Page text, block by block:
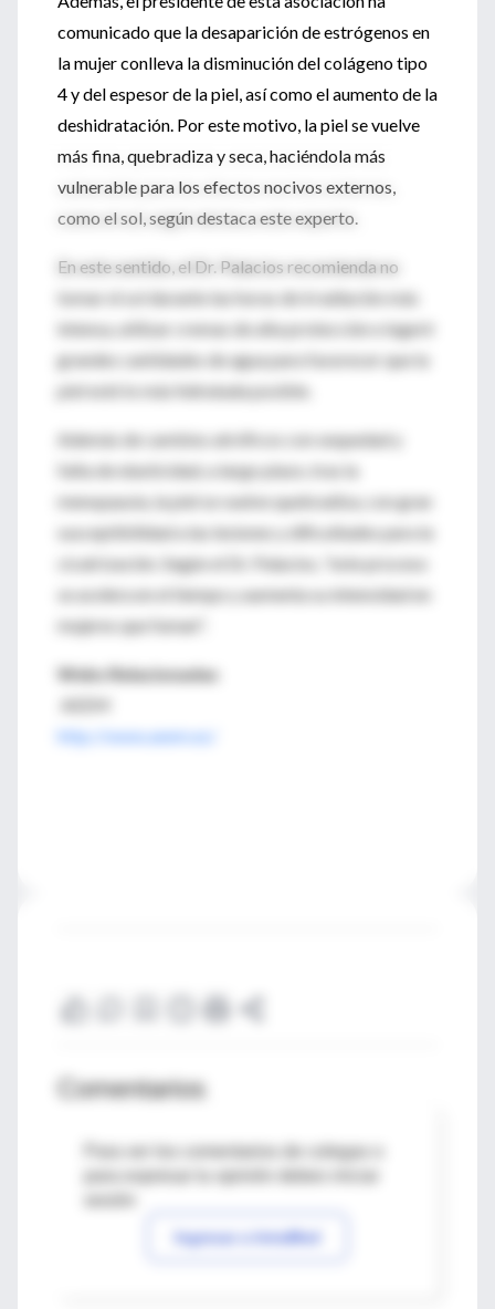
comunicado que la desaparición de estrógenos en
la mujer conlleva la disminución del colágeno tipo
4 y del espesor de la piel, así como el aumento de la
deshidratación. Por este motivo, la piel se vuelve
más fina, quebradiza y seca, haciéndola más
vulnerable para los efectos nocivos externos,
como el sol, según destaca este experto.
En este sentido, el Dr. Palacios recomienda no
tomar el sol durante las horas de irradiación más
intensa, utilizar cremas de alta protección e ingerir
grandes cantidades de agua para favorecer que la
piel esté lo más hidratada posible.
Además de cambios atróficos con sequedad y
falta de elasticidad, a largo plazo, tras la
menopausia, la piel se vuelve quebradiza, con gran
susceptibilidad a las lesiones y dificultades para la
cicatrización. Según el Dr. Palacios, "este proceso
se acelera en el tiempo y aumenta su intensidad en
mujeres que fuman".
Webs Relacionadas
AEEM
http://www.aeem.es/
Comentarios
Para ver los comentarios de colegas o
Ingresar a IntraMed